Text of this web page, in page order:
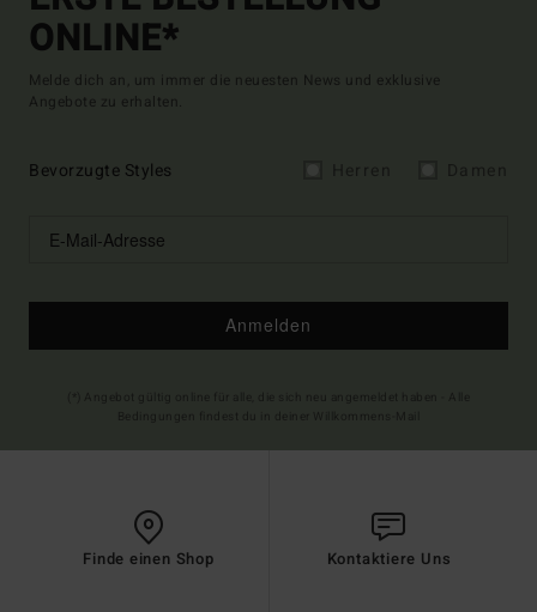
ONLINE*
Melde dich an, um immer die neuesten News und exklusive
Angebote zu erhalten.
Bevorzugte Styles
Anmelden
Finde einen Shop Kontaktiere Uns